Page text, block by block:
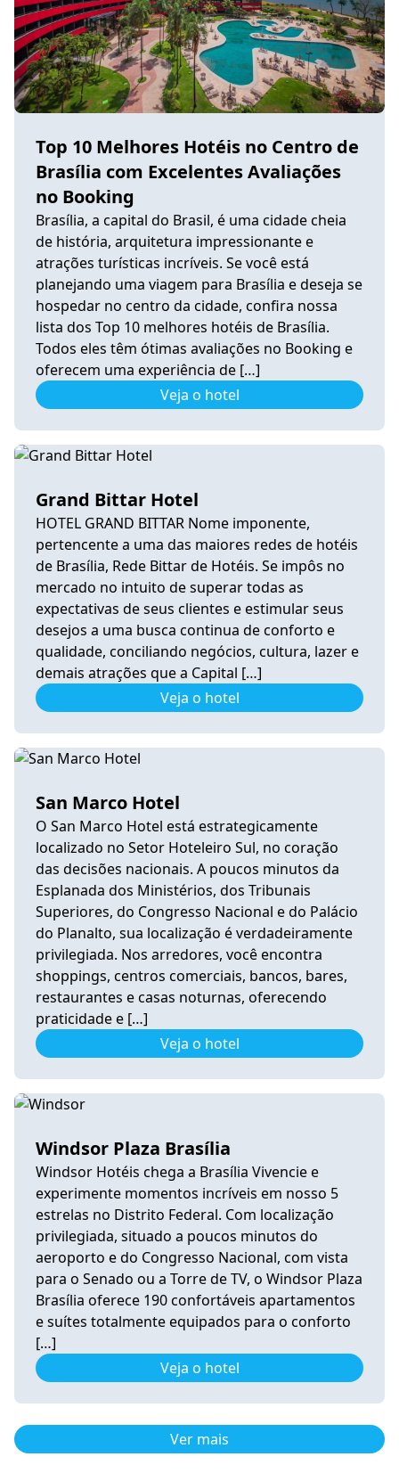
Top 10 Melhores Hotéis no Centro de
Brasília com Excelentes Avaliações
no Booking
Brasília, a capital do Brasil, é uma cidade cheia
de história, arquitetura impressionante e
atrações turísticas incríveis. Se você está
planejando uma viagem para Brasília e deseja se
hospedar no centro da cidade, confira nossa
lista dos Top 10 melhores hotéis de Brasília.
Todos eles têm ótimas avaliações no Booking e
oferecem uma experiência de […]
Veja o hotel
Grand Bittar Hotel
HOTEL GRAND BITTAR Nome imponente,
pertencente a uma das maiores redes de hotéis
de Brasília, Rede Bittar de Hotéis. Se impôs no
mercado no intuito de superar todas as
expectativas de seus clientes e estimular seus
desejos a uma busca continua de conforto e
qualidade, conciliando negócios, cultura, lazer e
demais atrações que a Capital […]
Veja o hotel
San Marco Hotel
O San Marco Hotel está estrategicamente
localizado no Setor Hoteleiro Sul, no coração
das decisões nacionais. A poucos minutos da
Esplanada dos Ministérios, dos Tribunais
Superiores, do Congresso Nacional e do Palácio
do Planalto, sua localização é verdadeiramente
privilegiada. Nos arredores, você encontra
shoppings, centros comerciais, bancos, bares,
restaurantes e casas noturnas, oferecendo
praticidade e […]
Veja o hotel
Windsor Plaza Brasília
Windsor Hotéis chega a Brasília Vivencie e
experimente momentos incríveis em nosso 5
estrelas no Distrito Federal. Com localização
privilegiada, situado a poucos minutos do
aeroporto e do Congresso Nacional, com vista
para o Senado ou a Torre de TV, o Windsor Plaza
Brasília oferece 190 confortáveis apartamentos
e suítes totalmente equipados para o conforto
[…]
Veja o hotel
Ver mais